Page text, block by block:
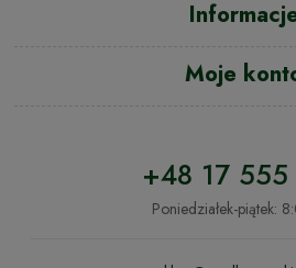
Moje
+48 17
Poniedziałek-piątek: